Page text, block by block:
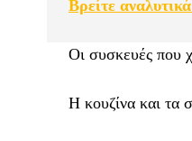
Βρείτε
Οι συσκευές που
Η κουζίνα και τα